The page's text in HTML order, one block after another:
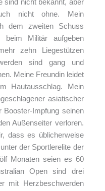
sind nicht bekannt, aber
nicht ohne. Mein
dem zweiten Schuss
beim Militär aufgeben
zehn Liegestützen
sind gang und
Meine Freundin leidet
Hautausschlag. Mein
asiatischer
Booster-Impfung seinen
Außenseiter verloren.
dass es üblicherweise
der Sportlerelite der
Monaten seien es 60
Open sind drei
mit Herzbeschwerden